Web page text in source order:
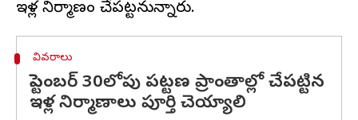
వివరాలు
సెప్టెంబర్ 30లోపు పట్టణ ప్రాంతాల్లో చేపట్టిన
ఇళ్ల నిర్మాణాలు పూర్తి చెయ్యాలి